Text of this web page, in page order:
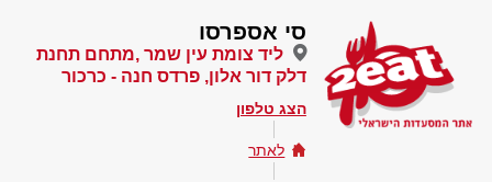
סי אספרסו
ליד צומת עין שמר ,מתחם תחנת
דלק דור אלון, פרדס חנה - כרכור
הצג טלפון
לאתר